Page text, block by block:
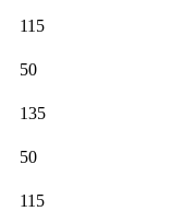
115
50
135
50
115